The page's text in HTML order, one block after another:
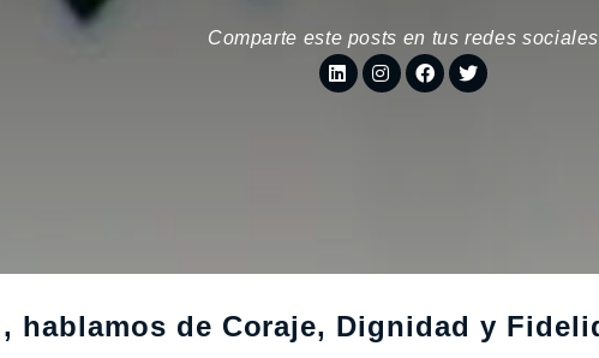
Comparte este posts en tus redes sociales
hablamos de Coraje, Dignidad y